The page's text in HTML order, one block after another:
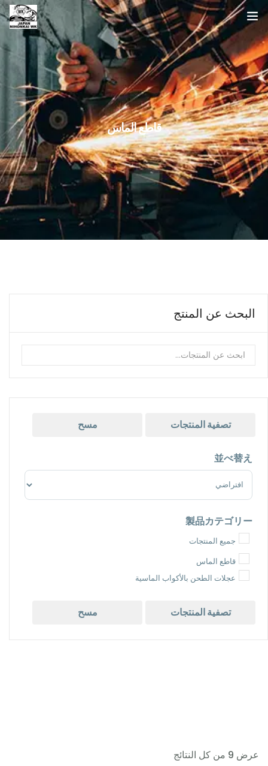
الصفحة الرئيسية
قائمة المنتجات
عن بحر اليابان
استفسار
اللغة
قاطع الماس
البحث عن المنتج
تصفية المنتجات مسح
並べ替え
Sort Products
製品カテゴリー
جميع المنتجات
قاطع الماس
عجلات الطحن بالأكواب الماسية
تصفية المنتجات مسح
عرض ⁦9⁩ من كل النتائج